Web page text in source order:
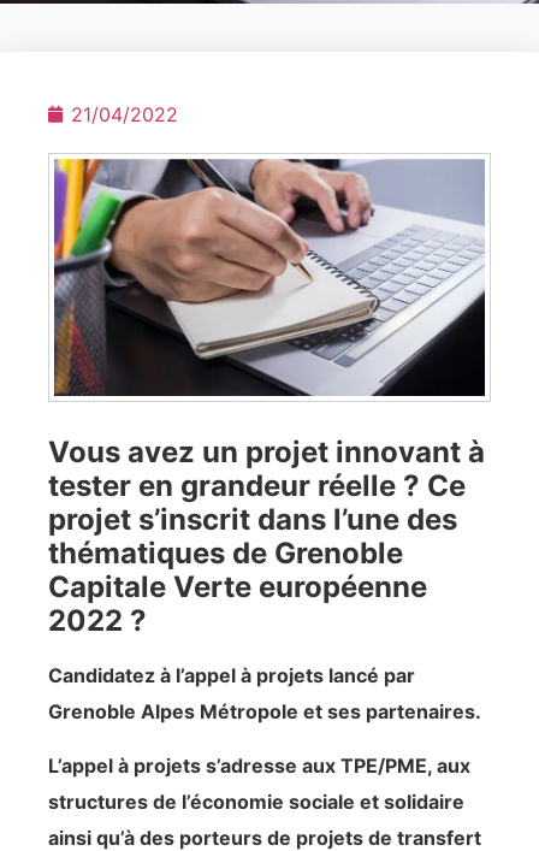
21/04/2022
Vous avez un projet innovant à
tester en grandeur réelle ? Ce
projet s’inscrit dans l’une des
thématiques de Grenoble
Capitale Verte européenne
2022 ?
Candidatez à l’appel à projets lancé par
Grenoble Alpes Métropole et ses partenaires.
L’appel à projets s’adresse aux TPE/PME, aux
structures de l’économie sociale et solidaire
ainsi qu’à des porteurs de projets de transfert